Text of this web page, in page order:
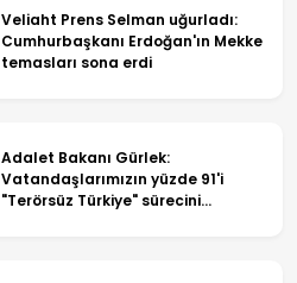
Veliaht Prens Selman uğurladı:
Cumhurbaşkanı Erdoğan'ın Mekke
temasları sona erdi
Adalet Bakanı Gürlek:
Vatandaşlarımızın yüzde 91'i
"Terörsüz Türkiye" sürecini